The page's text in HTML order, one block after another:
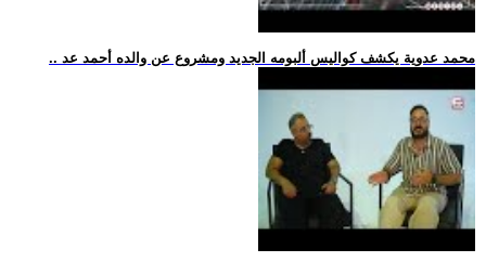
.. محمد عدوية يكشف كواليس ألبومه الجديد ومشروع عن والده أحمد عد